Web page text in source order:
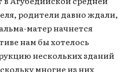
родители давно ждали,
матер начнется
нам бы хотелось
нескольких зданий
многие из них